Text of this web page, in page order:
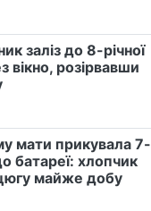
заліз до 8-річної
вікно, розірвавши
мати прикувала 7-
батареї: хлопчик
майже добу